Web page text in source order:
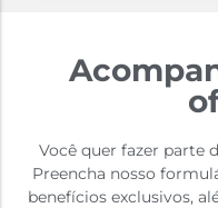
Você quer fazer parte
Preencha nosso
benefícios exclusivos,